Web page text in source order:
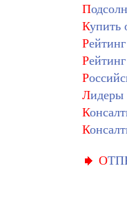
П
Купить
Р
Р
Р
Лидеры
К
К
О